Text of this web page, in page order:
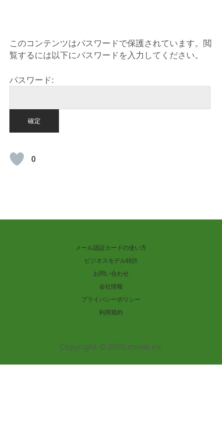
このコンテンツはパスワードで保護されています。閲
覧するには以下にパスワードを入力してください。
パスワード:
0
メール認証カードの使い方
ビジネスモデル特許
お問い合わせ
会社情報
プライバシーポリシー
利用規約
Copyright © 2020 mevie.inc